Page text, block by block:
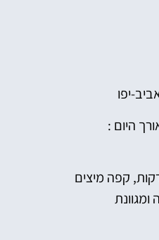
היום :
קפה מיצים